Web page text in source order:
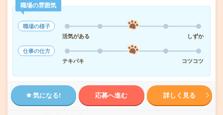
職場の雰囲気
職場の様子
活気がある
しずか
仕事の仕方
テキパキ
コツコツ
気になる! 応募へ進む 詳しく見る